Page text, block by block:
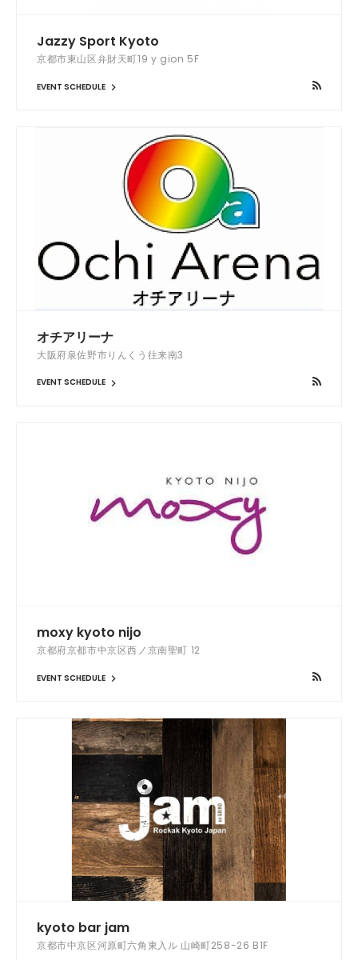
Jazzy Sport Kyoto
京都市東山区弁財天町19 y gion 5F
EVENT SCHEDULE
オチアリーナ
大阪府泉佐野市りんくう往来南3
EVENT SCHEDULE
moxy kyoto nijo
京都府京都市中京区西ノ京南聖町 12
EVENT SCHEDULE
kyoto bar jam
京都市中京区河原町六角東入ル 山崎町258-26 B1F